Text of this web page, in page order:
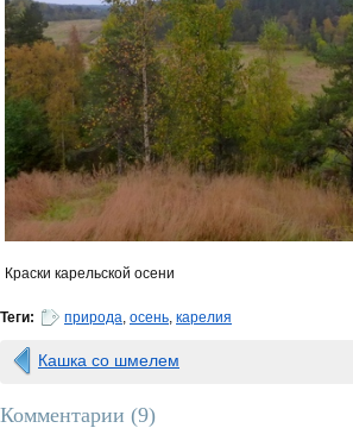
Краски карельской осени
Теги: природа, осень, карелия
Кашка со шмелем
Комментарии (9)